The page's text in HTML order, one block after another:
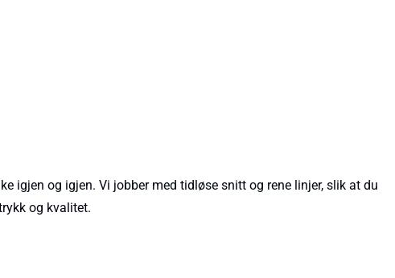
igjen og igjen. Vi jobber med tidløse snitt og rene linjer, slik at du
og kvalitet.